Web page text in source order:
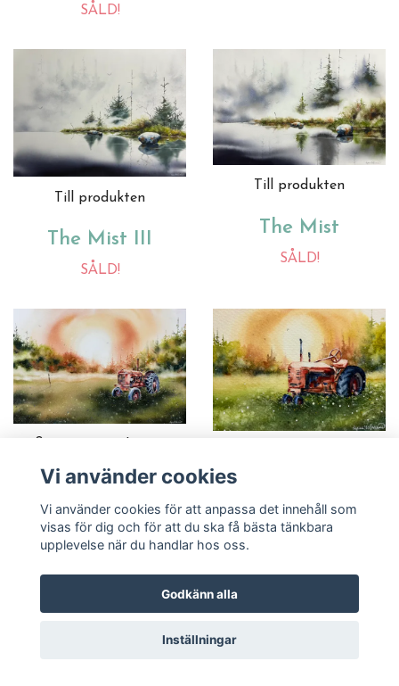
SÅLD!
Till produkten
The Mist III
SÅLD!
Till produkten
The Mist
SÅLD!
Lilla röda traktorn
8 800 SEK SÅLD!
Vi använder cookies
Vi använder cookies för att anpassa det innehåll som
visas för dig och för att du ska få bästa tänkbara
upplevelse när du handlar hos oss.
Godkänn alla
Inställningar